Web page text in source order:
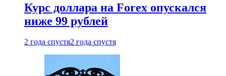
Курс доллара на Forex опускался
ниже 99 рублей
2 года спустя2 года спустя